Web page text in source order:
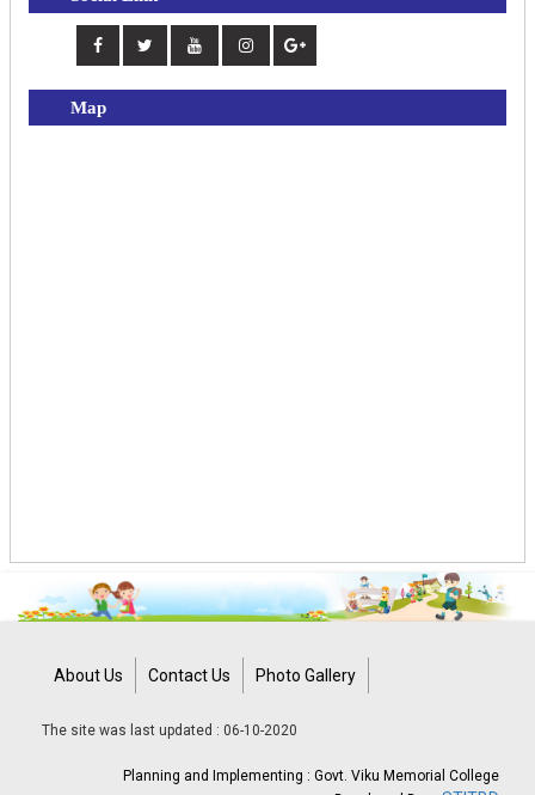
Map
About Us Contact Us Photo Gallery
The site was last updated : 06-10-2020
Planning and Implementing : Govt. Viku Memorial College